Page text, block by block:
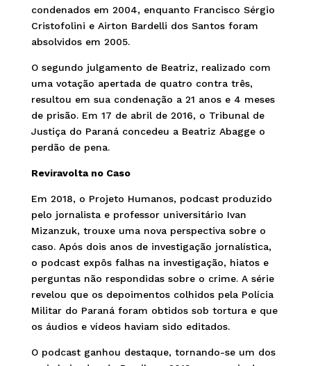
condenados em 2004, enquanto Francisco Sérgio
Cristofolini e Airton Bardelli dos Santos foram
absolvidos em 2005.
O segundo julgamento de Beatriz, realizado com
uma votação apertada de quatro contra três,
resultou em sua condenação a 21 anos e 4 meses
de prisão. Em 17 de abril de 2016, o Tribunal de
Justiça do Paraná concedeu a Beatriz Abagge o
perdão de pena.
Reviravolta no Caso
Em 2018, o Projeto Humanos, podcast produzido
pelo jornalista e professor universitário Ivan
Mizanzuk, trouxe uma nova perspectiva sobre o
caso. Após dois anos de investigação jornalística,
o podcast expôs falhas na investigação, hiatos e
perguntas não respondidas sobre o crime. A série
revelou que os depoimentos colhidos pela Polícia
Militar do Paraná foram obtidos sob tortura e que
os áudios e vídeos haviam sido editados.
O podcast ganhou destaque, tornando-se um dos